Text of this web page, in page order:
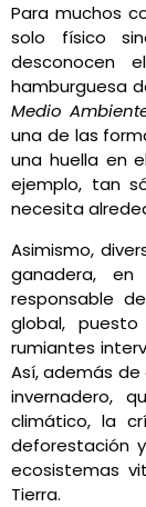
Para muchos
solo físico
desconocen
hamburguesa
Medio
una de las
una huella en
ejemplo, tan
necesita
Asimismo,
ganadera,
responsable
global,
rumiantes
Así, además
invernadero,
climático, la
deforestación
ecosistemas
Tierra.